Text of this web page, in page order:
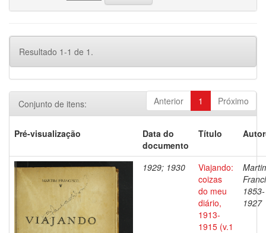
Resultado 1-1 de 1.
Anterior 1 Próximo
Conjunto de itens:
Pré-visualização
Data do
documento
Título
1929; 1930
Viajando:
coizas
do meu
diário,
1913-
1915 (v.1
1853-
1927